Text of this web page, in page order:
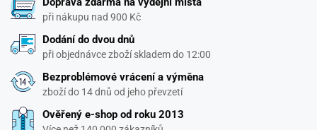
při nákupu nad 900 Kč
Dodání do dvou dnů
při objednávce zboží skladem do 12:00
Bezproblémové vrácení a výměna
zboží do 14 dnů od jeho převzetí
Ověřený e-shop od roku 2013